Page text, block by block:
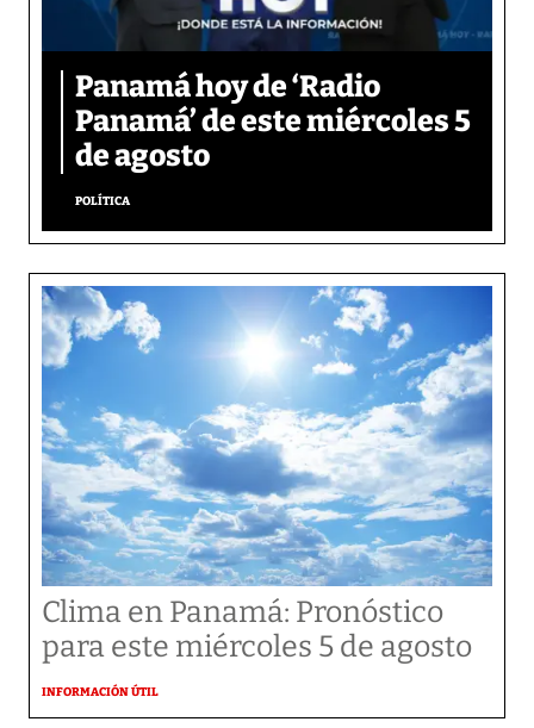
Panamá hoy de ‘Radio
Panamá’ de este miércoles 5
de agosto
POLÍTICA
Clima en Panamá: Pronóstico
para este miércoles 5 de agosto
INFORMACIÓN ÚTIL